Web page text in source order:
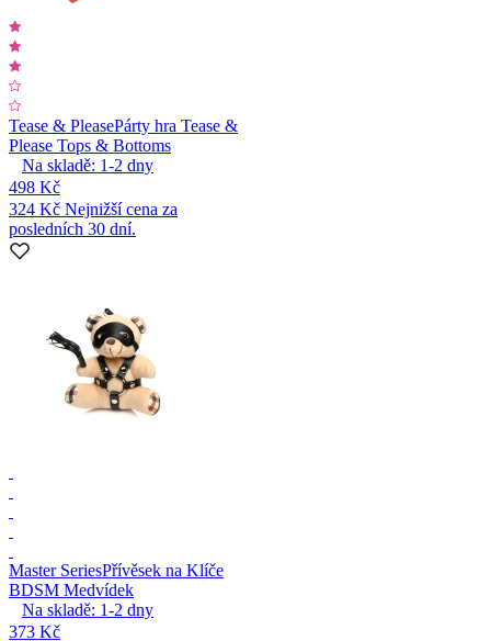
Tease & PleasePárty hra Tease &
Please Tops & Bottoms
Na skladě: 1-2 dny
498 Kč
324 Kč Nejnižší cena za
posledních 30 dní.
Master SeriesPřívěsek na Klíče
BDSM Medvídek
Na skladě: 1-2 dny
373 Kč